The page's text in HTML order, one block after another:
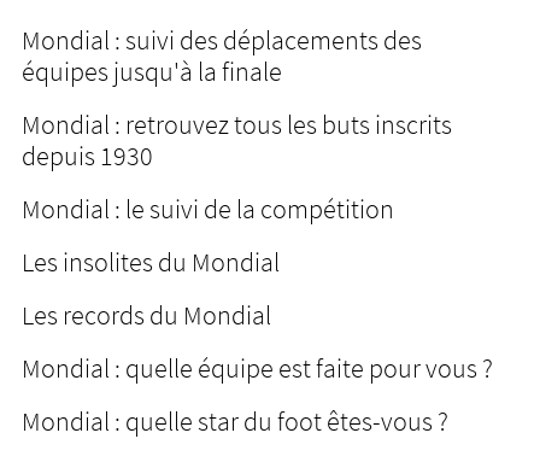
Mondial : suivi des déplacements des
équipes jusqu'à la finale
Mondial : retrouvez tous les buts inscrits
depuis 1930
Mondial : le suivi de la compétition
Les insolites du Mondial
Les records du Mondial
Mondial : quelle équipe est faite pour vous ?
Mondial : quelle star du foot êtes-vous ?